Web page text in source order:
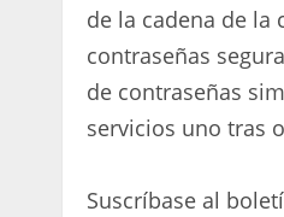
de la cadena de
contraseñas
de contraseñas
servicios uno tras
Suscríbase al